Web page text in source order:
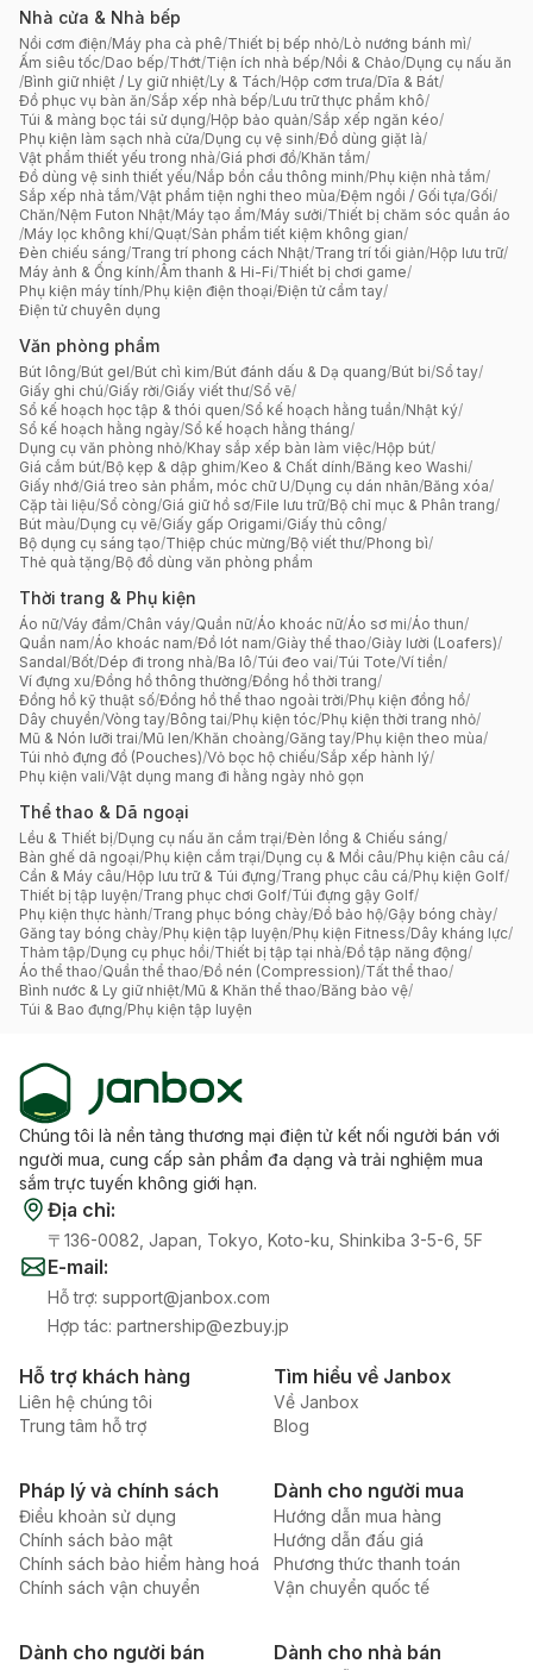
Nhà cửa & Nhà bếp
Nồi cơm điện/Máy pha cà phê/Thiết bị bếp nhỏ/Lò nướng bánh mì/
Ấm siêu tốc/Dao bếp/Thớt/Tiện ích nhà bếp/Nồi & Chảo/Dụng cụ nấu ăn
/Bình giữ nhiệt / Ly giữ nhiệt/Ly & Tách/Hộp cơm trưa/Dĩa & Bát/
Đồ phục vụ bàn ăn/Sắp xếp nhà bếp/Lưu trữ thực phẩm khô/
Túi & màng bọc tái sử dụng/Hộp bảo quản/Sắp xếp ngăn kéo/
Phụ kiện làm sạch nhà cửa/Dụng cụ vệ sinh/Đồ dùng giặt là/
Vật phẩm thiết yếu trong nhà/Giá phơi đồ/Khăn tắm/
Đồ dùng vệ sinh thiết yếu/Nắp bồn cầu thông minh/Phụ kiện nhà tắm/
Sắp xếp nhà tắm/Vật phẩm tiện nghi theo mùa/Đệm ngồi / Gối tựa/Gối/
Chăn/Nệm Futon Nhật/Máy tạo ẩm/Máy sưởi/Thiết bị chăm sóc quần áo
/Máy lọc không khí/Quạt/Sản phẩm tiết kiệm không gian/
Đèn chiếu sáng/Trang trí phong cách Nhật/Trang trí tối giản/Hộp lưu trữ/
Máy ảnh & Ống kính/Âm thanh & Hi-Fi/Thiết bị chơi game/
Phụ kiện máy tính/Phụ kiện điện thoại/Điện tử cầm tay/
Điện tử chuyên dụng
Văn phòng phẩm
Bút lông/Bút gel/Bút chì kim/Bút đánh dấu & Dạ quang/Bút bi/Sổ tay/
Giấy ghi chú/Giấy rời/Giấy viết thư/Sổ vẽ/
Sổ kế hoạch học tập & thói quen/Sổ kế hoạch hằng tuần/Nhật ký/
Sổ kế hoạch hằng ngày/Sổ kế hoạch hằng tháng/
Dụng cụ văn phòng nhỏ/Khay sắp xếp bàn làm việc/Hộp bút/
Giá cắm bút/Bộ kẹp & dập ghim/Keo & Chất dính/Băng keo Washi/
Giấy nhớ/Giá treo sản phẩm, móc chữ U/Dụng cụ dán nhãn/Băng xóa/
Cặp tài liệu/Sổ còng/Giá giữ hồ sơ/File lưu trữ/Bộ chỉ mục & Phân trang/
Bút màu/Dụng cụ vẽ/Giấy gấp Origami/Giấy thủ công/
Bộ dụng cụ sáng tạo/Thiệp chúc mừng/Bộ viết thư/Phong bì/
Thẻ quà tặng/Bộ đồ dùng văn phòng phẩm
Thời trang & Phụ kiện
Áo nữ/Váy đầm/Chân váy/Quần nữ/Áo khoác nữ/Áo sơ mi/Áo thun/
Quần nam/Áo khoác nam/Đồ lót nam/Giày thể thao/Giày lười (Loafers)/
Sandal/Bốt/Dép đi trong nhà/Ba lô/Túi đeo vai/Túi Tote/Ví tiền/
Ví đựng xu/Đồng hồ thông thường/Đồng hồ thời trang/
Đồng hồ kỹ thuật số/Đồng hồ thể thao ngoài trời/Phụ kiện đồng hồ/
Dây chuyền/Vòng tay/Bông tai/Phụ kiện tóc/Phụ kiện thời trang nhỏ/
Mũ & Nón lưỡi trai/Mũ len/Khăn choàng/Găng tay/Phụ kiện theo mùa/
Túi nhỏ đựng đồ (Pouches)/Vỏ bọc hộ chiếu/Sắp xếp hành lý/
Phụ kiện vali/Vật dụng mang đi hằng ngày nhỏ gọn
Thể thao & Dã ngoại
Lều & Thiết bị/Dụng cụ nấu ăn cắm trại/Đèn lồng & Chiếu sáng/
Bàn ghế dã ngoại/Phụ kiện cắm trại/Dụng cụ & Mồi câu/Phụ kiện câu cá/
Cần & Máy câu/Hộp lưu trữ & Túi đựng/Trang phục câu cá/Phụ kiện Golf/
Thiết bị tập luyện/Trang phục chơi Golf/Túi đựng gậy Golf/
Phụ kiện thực hành/Trang phục bóng chày/Đồ bảo hộ/Gậy bóng chày/
Găng tay bóng chày/Phụ kiện tập luyện/Phụ kiện Fitness/Dây kháng lực/
Thảm tập/Dụng cụ phục hồi/Thiết bị tập tại nhà/Đồ tập năng động/
Áo thể thao/Quần thể thao/Đồ nén (Compression)/Tất thể thao/
Bình nước & Ly giữ nhiệt/Mũ & Khăn thể thao/Băng bảo vệ/
Túi & Bao đựng/Phụ kiện tập luyện
Chúng tôi là nền tảng thương mại điện tử kết nối người bán với
người mua, cung cấp sản phẩm đa dạng và trải nghiệm mua
sắm trực tuyến không giới hạn.
Địa chỉ:
〒136-0082, Japan, Tokyo, Koto-ku, Shinkiba 3-5-6, 5F
E-mail:
Hỗ trợ: support@janbox.com
Hợp tác: partnership@ezbuy.jp
Hỗ trợ khách hàng
Liên hệ chúng tôi
Trung tâm hỗ trợ
Tìm hiểu về Janbox
Về Janbox
Blog
Pháp lý và chính sách
Điều khoản sử dụng
Chính sách bảo mật
Chính sách bảo hiểm hàng hoá
Chính sách vận chuyển
Dành cho người mua
Hướng dẫn mua hàng
Hướng dẫn đấu giá
Phương thức thanh toán
Vận chuyển quốc tế
Dành cho người bán Dành cho nhà bán